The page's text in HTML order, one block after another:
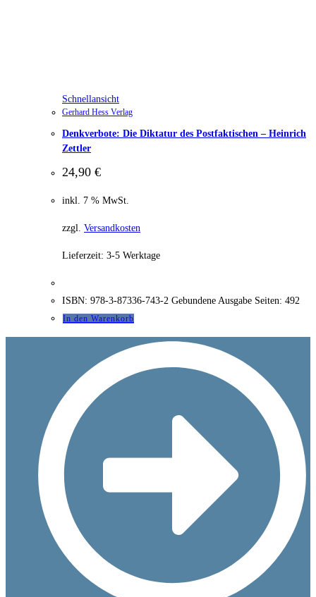
Schnellansicht
Gerhard Hess Verlag
Denkverbote: Die Diktatur des Postfaktischen – Heinrich
Zettler
24,90 €
inkl. 7 % MwSt.
zzgl. Versandkosten
Lieferzeit: 3-5 Werktage
ISBN: 978-3-87336-743-2 Gebundene Ausgabe Seiten: 492
In den Warenkorb